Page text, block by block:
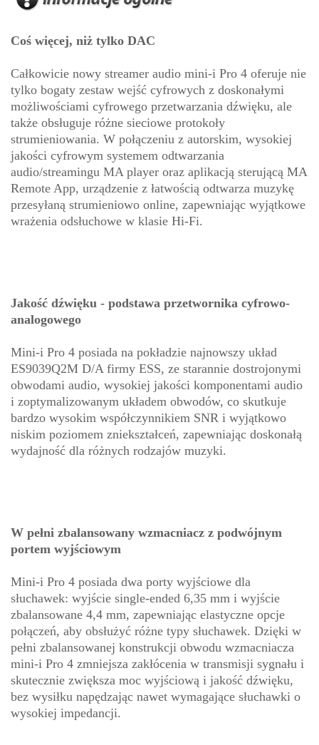
Coś więcej, niż tylko DAC
Całkowicie nowy streamer audio mini-i Pro 4 oferuje nie
tylko bogaty zestaw wejść cyfrowych z doskonałymi
możliwościami cyfrowego przetwarzania dźwięku, ale
także obsługuje różne sieciowe protokoły
strumieniowania. W połączeniu z autorskim, wysokiej
jakości cyfrowym systemem odtwarzania
audio/streamingu MA player oraz aplikacją sterującą MA
Remote App, urządzenie z łatwością odtwarza muzykę
przesyłaną strumieniowo online, zapewniając wyjątkowe
wrażenia odsłuchowe w klasie Hi-Fi.
Jakość dźwięku - podstawa przetwornika cyfrowo-
analogowego
Mini-i Pro 4 posiada na pokładzie najnowszy układ
ES9039Q2M D/A firmy ESS, ze starannie dostrojonymi
obwodami audio, wysokiej jakości komponentami audio
i zoptymalizowanym układem obwodów, co skutkuje
bardzo wysokim współczynnikiem SNR i wyjątkowo
niskim poziomem zniekształceń, zapewniając doskonałą
wydajność dla różnych rodzajów muzyki.
W pełni zbalansowany wzmacniacz z podwójnym
portem wyjściowym
Mini-i Pro 4 posiada dwa porty wyjściowe dla
słuchawek: wyjście single-ended 6,35 mm i wyjście
zbalansowane 4,4 mm, zapewniając elastyczne opcje
połączeń, aby obsłużyć różne typy słuchawek. Dzięki w
pełni zbalansowanej konstrukcji obwodu wzmacniacza
mini-i Pro 4 zmniejsza zakłócenia w transmisji sygnału i
skutecznie zwiększa moc wyjściową i jakość dźwięku,
bez wysiłku napędzając nawet wymagające słuchawki o
wysokiej impedancji.